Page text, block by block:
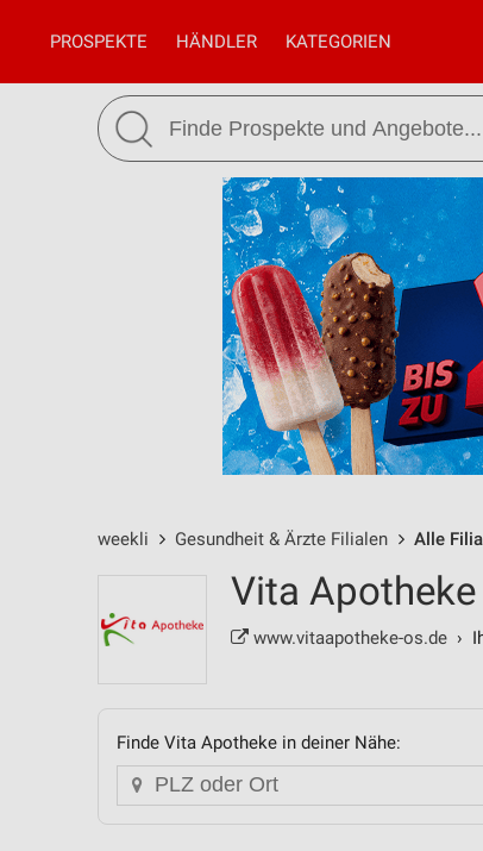
PROSPEKTE HÄNDLER KATEGORIEN
weekli Gesundheit & Ärzte Filialen Alle
Vita
www.vitaapotheke-os.de ›
Finde Vita Apotheke in deiner Nähe: